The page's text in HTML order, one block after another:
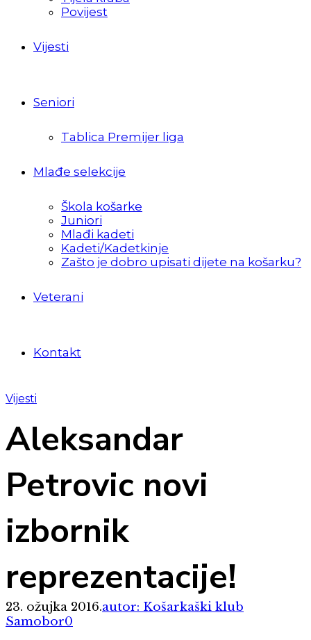
Povijest
Vijesti
Seniori
Tablica Premijer liga
Mlađe selekcije
Škola košarke
Juniori
Mlađi kadeti
Kadeti/Kadetkinje
Zašto je dobro upisati dijete na košarku?
Veterani
Kontakt
Vijesti
Aleksandar
Petrovic novi
izbornik
reprezentacije!
23. ožujka 2016.autor: Košarkaški klub
Samobor0